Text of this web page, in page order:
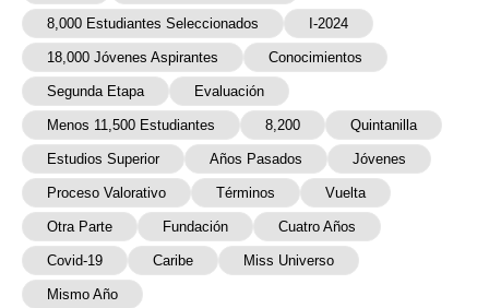
8,000 Estudiantes Seleccionados I-2024
18,000 Jóvenes Aspirantes Conocimientos
Segunda Etapa Evaluación
Menos 11,500 Estudiantes 8,200 Quintanilla
Estudios Superior Años Pasados Jóvenes
Proceso Valorativo Términos Vuelta
Otra Parte Fundación Cuatro Años
Covid-19 Caribe Miss Universo
Mismo Año